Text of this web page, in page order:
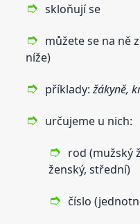
skloňují se
můžete se na ně
níže)
příklady:žákyně,
určujeme u nich:
rod (mužský
ženský, střední)
číslo